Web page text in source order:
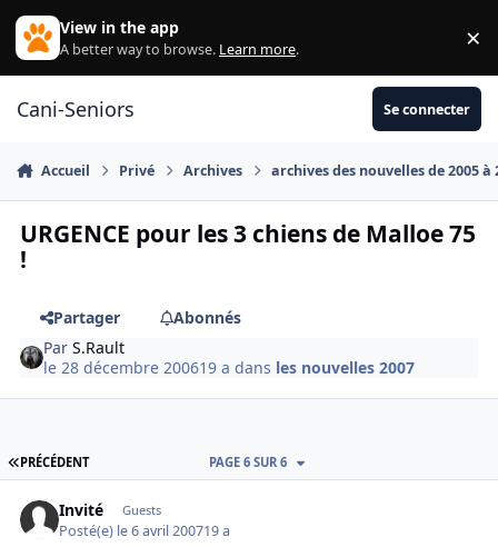
Aller au contenu
View in the app
A better way to browse. Learn more. ×
Cani-Seniors Se connecter
Accueil Privé Archives archives des nouvelles de 2005 à
URGENCE pour les 3 chiens de Malloe 75
!
Partager
Abonnés
ParS.Rault
le 28 décembre 200619 a dans les nouvelles 2007
PREMIÈRE PAGE
PRÉCÉDENT PAGE 6 SUR 6
Invité Guests
Posté(e) le 6 avril 200719 a